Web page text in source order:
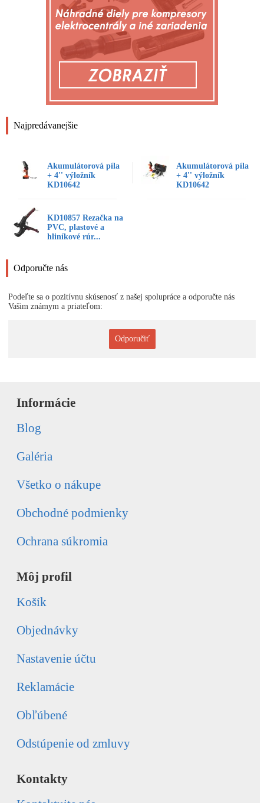
Najpredávanejšie
Akumulátorová píla
+ 4'' výložník
KD10642
Akumulátorová píla
+ 4'' výložník
KD10642
KD10857 Rezačka na
PVC, plastové a
hliníkové rúr...
Odporučte nás
Podeľte sa o pozitívnu skúsenosť z našej spolupráce a odporučte nás
Vašim známym a priateľom:
Odporučiť
Informácie
Blog
Galéria
Všetko o nákupe
Obchodné podmienky
Ochrana súkromia
Môj profil
Košík
Objednávky
Nastavenie účtu
Reklamácie
Obľúbené
Odstúpenie od zmluvy
Kontakty